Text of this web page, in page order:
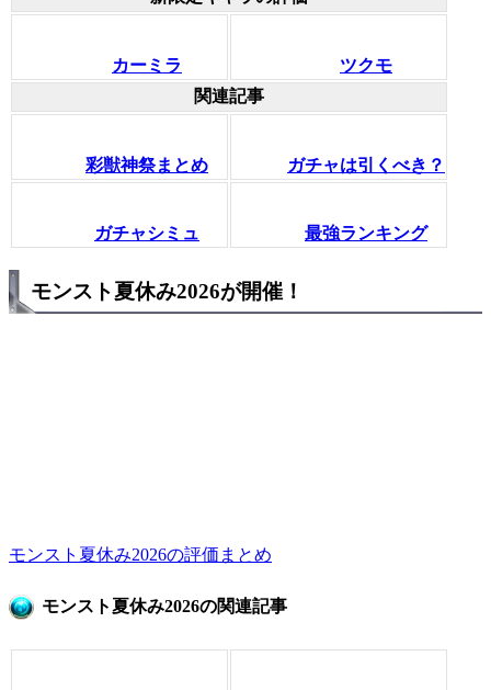
カーミラ
ツクモ
関連記事
彩獣神祭まとめ ガチャは引くべき？
ガチャシミュ 最強ランキング
モンスト夏休み2026が開催！
モンスト夏休み2026の評価まとめ
モンスト夏休み2026の関連記事